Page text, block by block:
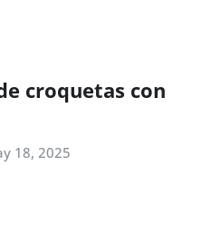
croquetas con
18, 2025